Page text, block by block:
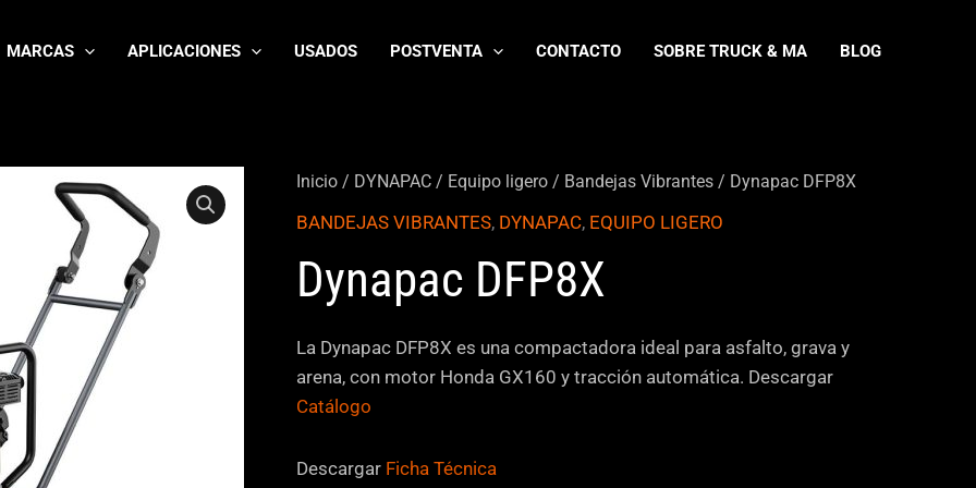
MARCAS APLICACIONES USADOS POSTVENTA CONTACTO SOBRE TRUCK & MA BLOG
Inicio / DYNAPAC / Equipo ligero / Bandejas Vibrantes / Dynapac DFP8X
BANDEJAS VIBRANTES, DYNAPAC, EQUIPO LIGERO
Dynapac DFP8X
La Dynapac DFP8X es una compactadora ideal para asfalto, grava y
arena, con motor Honda GX160 y tracción automática. Descargar
Catálogo
Descargar Ficha Técnica